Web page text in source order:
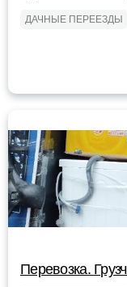
ДАЧНЫЕ ПЕРЕЕЗДЫ
Перевозка.